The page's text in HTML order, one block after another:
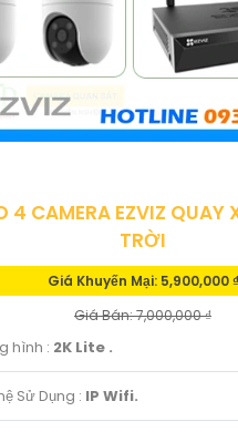
4 CAMERA EZVIZ QUAY
TRỜI
Giá Khuyến Mại: 5,900,000 ₫
Giá Bán: 7,000,000 ₫
hình : 2K Lite .
Sử Dụng : IP Wifi.